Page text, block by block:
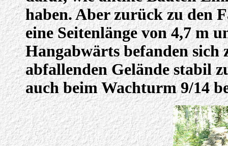
haben. Aber zurück zu den
eine Seitenlänge von 4,7 m
Hangabwärts befanden
abfallenden Gelände stabil
auch beim Wachturm 9/14